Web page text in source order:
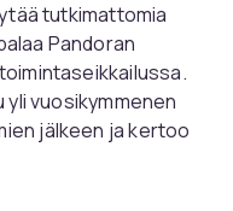
tutkimattomia
Pandoran
vuosikymmenen
jälkeen ja kertoo